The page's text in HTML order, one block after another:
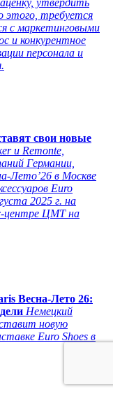
утвердить
этого, требуется
с маркетинговыми
и конкурентное
персонала и
свои новые
и Remonte,
Германии,
Лето’26 в Москве
Euro
2025 г. на
центре ЦМТ на
Весна-Лето 26:
Немецкий
новую
Euro Shoes в